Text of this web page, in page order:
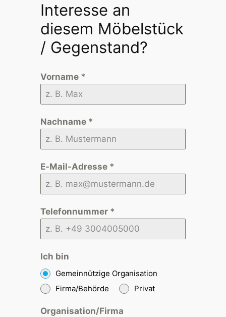
Interesse an
diesem Möbelstück
/ Gegenstand?
Vorname *
Nachname *
E-Mail-Adresse *
Telefonnummer *
Ich bin
Gemeinnützige Organisation
Firma/Behörde
Privat
Organisation/Firma